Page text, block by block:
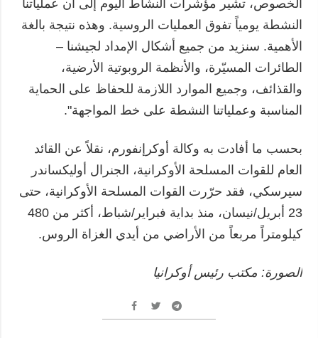
الخصوص، تشير مؤشرات النشاط اليوم إلى أن عملياتنا
النشطة يومياً تفوق العمليات الروسية. وهذه نتيجة بالغة
الأهمية. سنزيد من جميع أشكال الإمداد لجيشنا –
الطائرات المسيّرة، والأنظمة الروبوتية الأرضية،
والقذائف، وجميع الموارد اللازمة للحفاظ على الحماية
المناسبة وعملياتنا النشطة على خط المواجهة".
بحسب ما أفادت به وكالة أوكرإنفورم، نقلاً عن القائد
العام للقوات المسلحة الأوكرانية، الجنرال أوليكساندر
سيرسكي، فقد حرّرت القوات المسلحة الأوكرانية، حتى
23 أبريل/نيسان، منذ بداية فبراير/شباط، أكثر من 480
كيلومتراً مربعاً من الأراضي من أيدي الغزاة الروس.
الصورة: مكتب رئيس أوكرانيا